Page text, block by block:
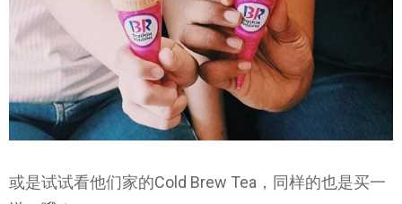
或是试试看他们家的Cold Brew Tea，同样的也是买一